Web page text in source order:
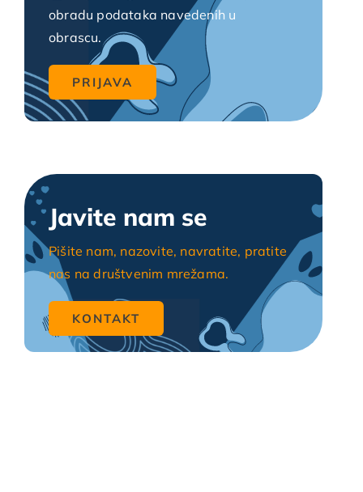
obradu podataka navedenih u
obrascu.
Javite nam se
Pišite nam, nazovite, navratite, pratite
nas na društvenim mrežama.
KONTAKT